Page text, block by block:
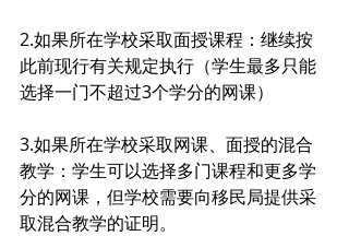
2.如果所在学校采取面授课程：继续按
此前现行有关规定执行（学生最多只能
选择一门不超过3个学分的网课）
3.如果所在学校采取网课、面授的混合
教学：学生可以选择多门课程和更多学
分的网课，但学校需要向移民局提供采
取混合教学的证明。